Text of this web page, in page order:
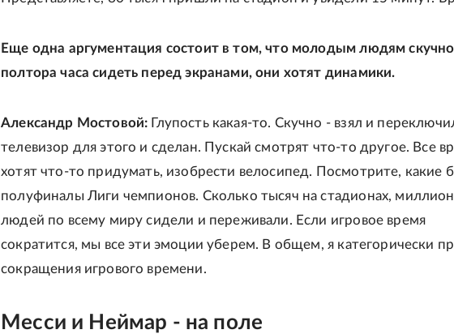
Еще одна аргументация состоит в том, что молодым людям скучно
полтора часа сидеть перед экранами, они хотят динамики.
Александр Мостовой: Глупость какая-то. Скучно - взял и
телевизор для этого и сделан. Пускай смотрят что-то другое. Все
хотят что-то придумать, изобрести велосипед. Посмотрите, какие
полуфиналы Лиги чемпионов. Сколько тысяч на стадионах,
людей по всему миру сидели и переживали. Если игровое время
сократится, мы все эти эмоции уберем. В общем, я категорически
сокращения игрового времени.
Месси и Неймар - на поле